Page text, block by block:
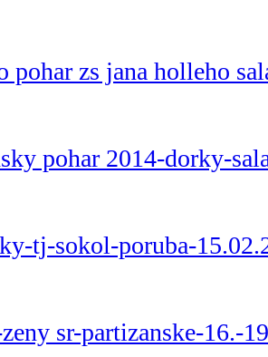
pohar zs jana holleho
pohar 2014-dorky-
tj-sokol-poruba-
sr-partizanske-16.-